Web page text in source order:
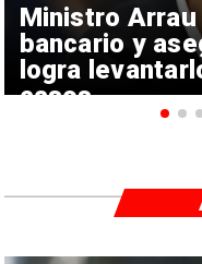
Ministro
bancario y
logra
casos